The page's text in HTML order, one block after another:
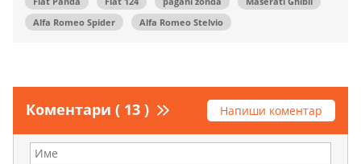
Alfa Romeo Spider
Alfa Romeo Stelvio
Коментари ( 13 ) Напиши коментар